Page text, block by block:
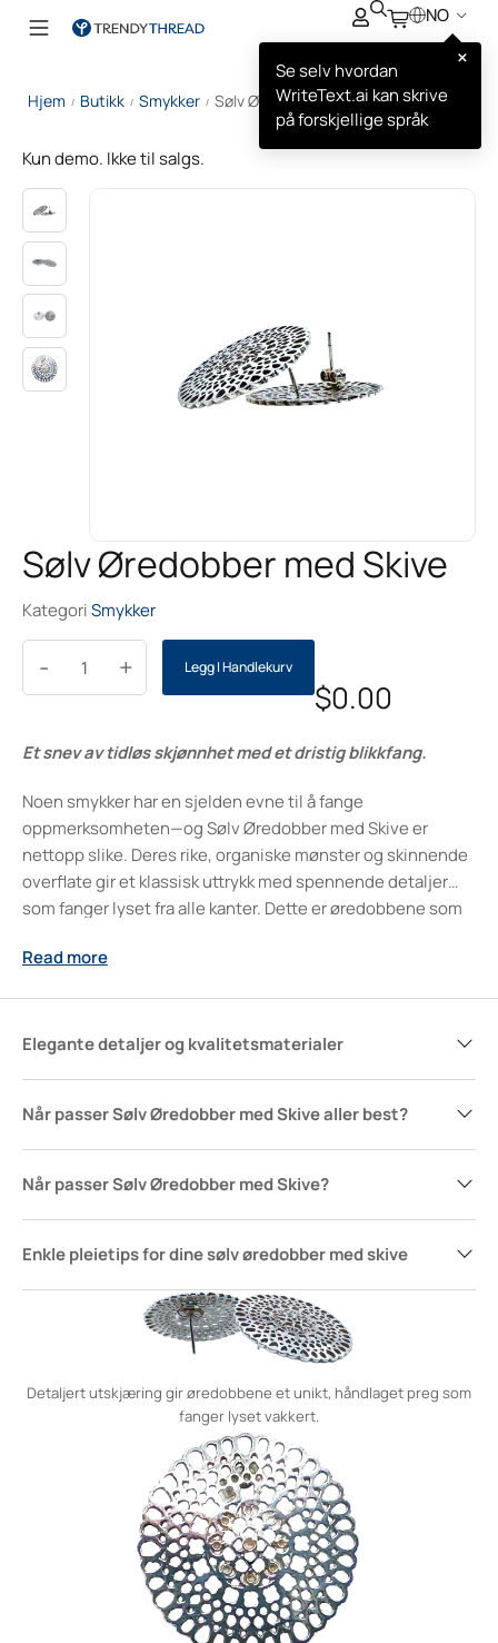
NO
×
Se selv hvordan
WriteText.ai kan skrive
på forskjellige språk
Hjem / Butikk / Smykker / Sølv Øredobber med Skive
Kun demo. Ikke til salgs.
Sølv Øredobber med Skive
KategoriSmykker
+
- Legg I Handlekurv
$0.00
Et snev av tidløs skjønnhet med et dristig blikkfang.
Noen smykker har en sjelden evne til å fange
oppmerksomheten—og Sølv Øredobber med Skive er
nettopp slike. Deres rike, organiske mønster og skinnende
overflate gir et klassisk uttrykk med spennende detaljer
som fanger lyset fra alle kanter. Dette er øredobbene som
av både historie og nåtid i ett og samme smykke.
Read more
Elegante detaljer og kvalitetsmaterialer
Når passer Sølv Øredobber med Skive aller best?
Når passer Sølv Øredobber med Skive?
Enkle pleietips for dine sølv øredobber med skive
Detaljert utskjæring gir øredobbene et unikt, håndlaget preg som
fanger lyset vakkert.